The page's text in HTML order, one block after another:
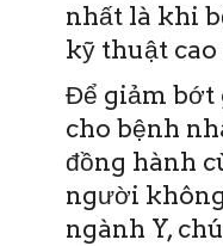
nhất là khi
kỹ thuật cao
Để giảm bớt
cho bệnh
đồng hành
người
ngành Y,